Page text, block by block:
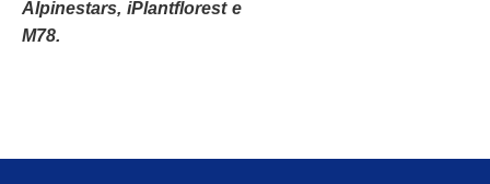
Alpinestars, iPlantflorest e
M78.